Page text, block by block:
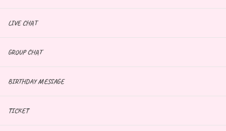
LIVE CHAT
GROUP CHAT
BIRTHDAY MESSAGE
TICKET